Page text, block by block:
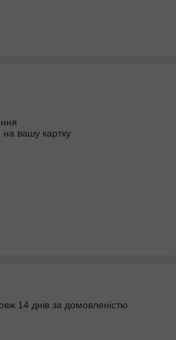
на вашу картку
14 днів за домовленістю